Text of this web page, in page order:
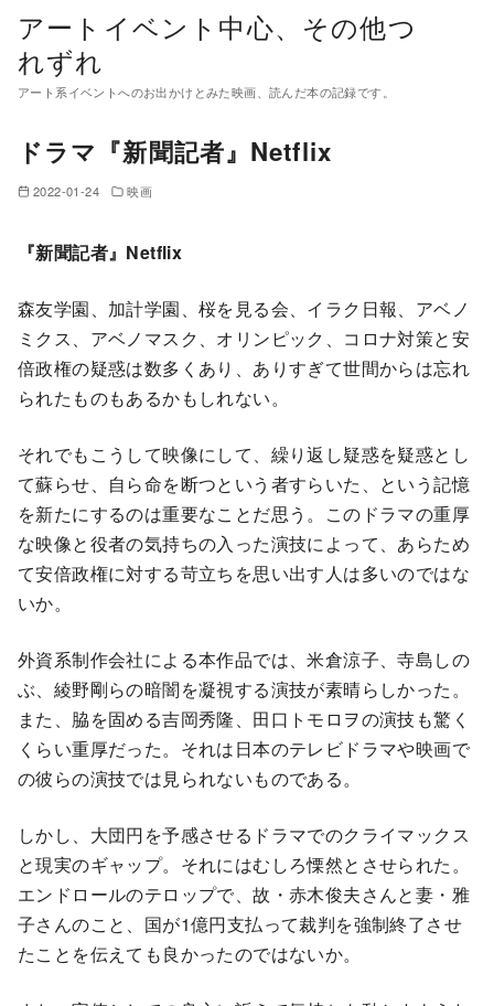
アートイベント中心、その他つ
れずれ
アート系イベントへのお出かけとみた映画、読んだ本の記録です。
ドラマ『新聞記者』Netflix
2022-01-24 映画
『新聞記者』Netflix
森友学園、加計学園、桜を見る会、イラク日報、アベノ
ミクス、アベノマスク、オリンピック、コロナ対策と安
倍政権の疑惑は数多くあり、ありすぎて世間からは忘れ
られたものもあるかもしれない。
それでもこうして映像にして、繰り返し疑惑を疑惑とし
て蘇らせ、自ら命を断つという者すらいた、という記憶
を新たにするのは重要なことだ思う。このドラマの重厚
な映像と役者の気持ちの入った演技によって、あらため
て安倍政権に対する苛立ちを思い出す人は多いのではな
いか。
外資系制作会社による本作品では、米倉涼子、寺島しの
ぶ、綾野剛らの暗闇を凝視する演技が素晴らしかった。
また、脇を固める吉岡秀隆、田口トモロヲの演技も驚く
くらい重厚だった。それは日本のテレビドラマや映画で
の彼らの演技では見られないものである。
しかし、大団円を予感させるドラマでのクライマックス
と現実のギャップ。それにはむしろ慄然とさせられた。
エンドロールのテロップで、故・赤木俊夫さんと妻・雅
子さんのこと、国が1億円支払って裁判を強制終了させ
たことを伝えても良かったのではないか。